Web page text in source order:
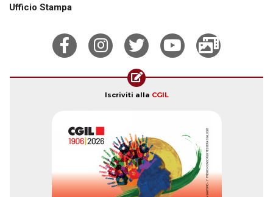
Ufficio Stampa
Iscriviti alla CGIL